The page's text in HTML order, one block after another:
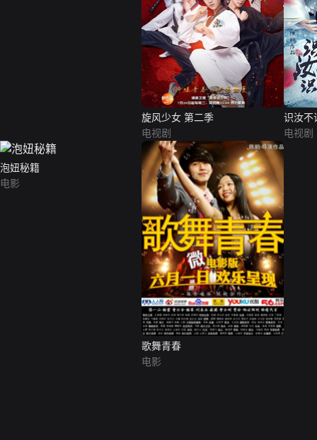
旋风少女 第二季
电视剧
识汝不
电视剧
泡妞秘籍
电影
歌舞青春
电影